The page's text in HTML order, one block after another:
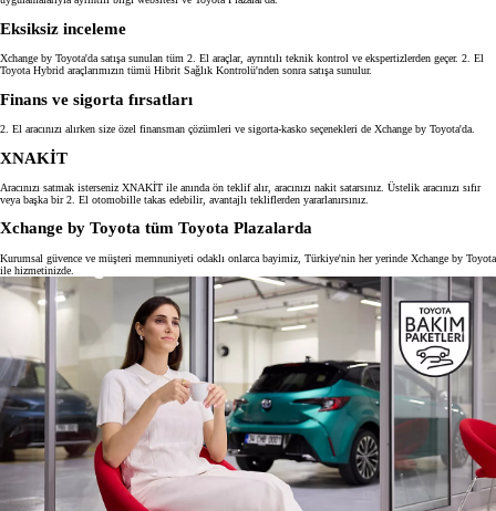
Eksiksiz inceleme
Xchange by Toyota'da satışa sunulan tüm 2. El araçlar, ayrıntılı teknik kontrol ve ekspertizlerden geçer. 2. El
Toyota Hybrid araçlarımızın tümü Hibrit Sağlık Kontrolü'nden sonra satışa sunulur.
Finans ve sigorta fırsatları
2. El aracınızı alırken size özel finansman çözümleri ve sigorta-kasko seçenekleri de Xchange by Toyota'da.
XNAKİT
Aracınızı satmak isterseniz XNAKİT ile anında ön teklif alır, aracınızı nakit satarsınız. Üstelik aracınızı sıfır
veya başka bir 2. El otomobille takas edebilir, avantajlı tekliflerden yararlanırsınız.
Xchange by Toyota tüm Toyota Plazalarda
Kurumsal güvence ve müşteri memnuniyeti odaklı onlarca bayimiz, Türkiye'nin her yerinde Xchange by Toyota
ile hizmetinizde.